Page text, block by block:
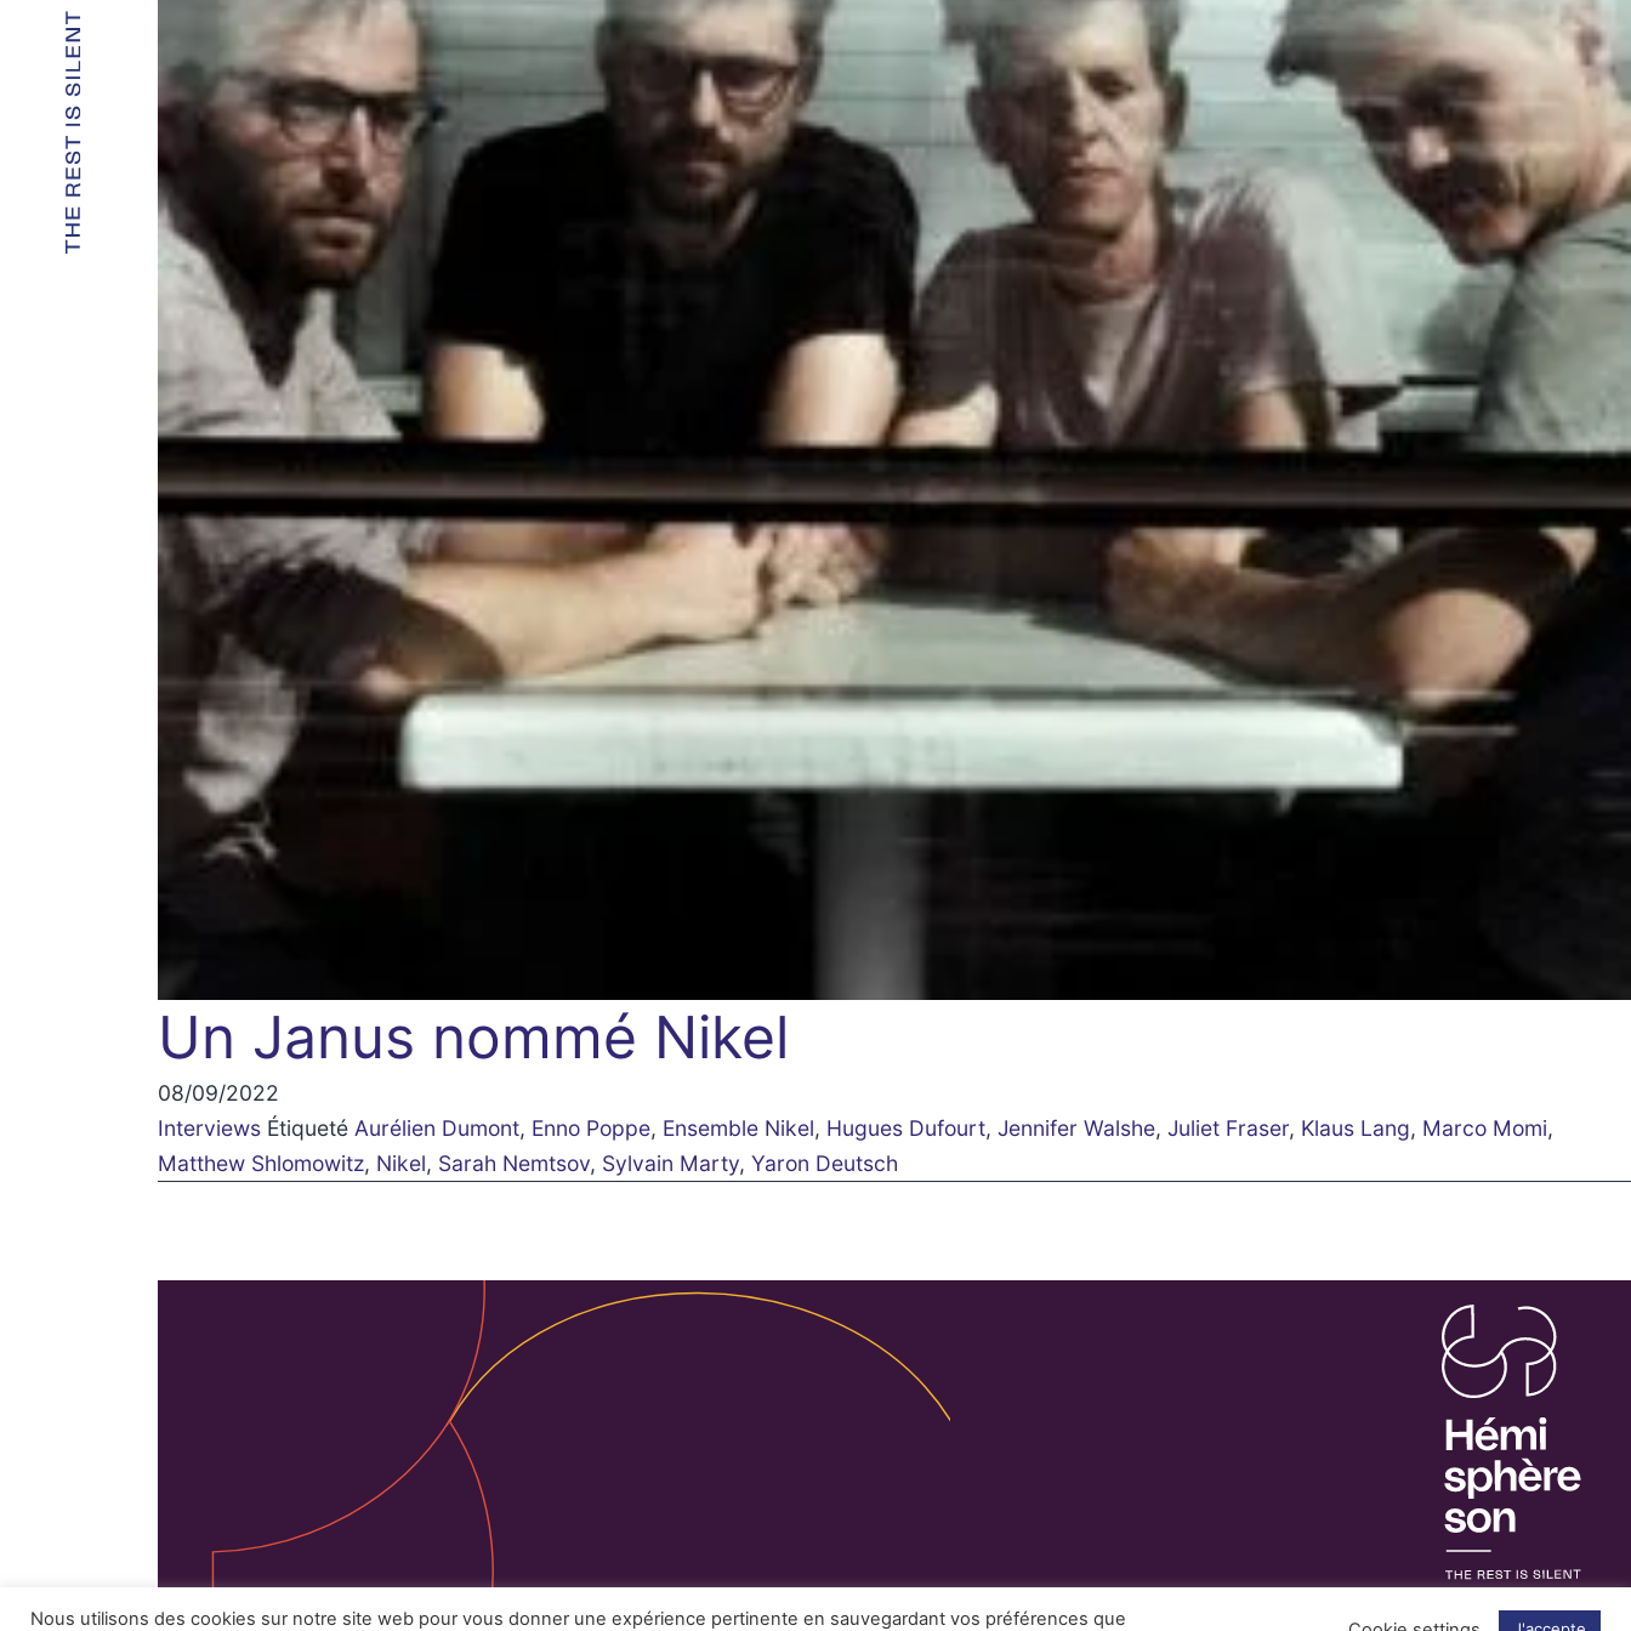
Un Janus nommé Nikel
08/09/2022
Interviews ÉtiquetéAurélien Dumont, Enno Poppe, Ensemble Nikel, Hugues Dufourt,Jennifer Walshe,Juliet Fraser, Klaus Lang, Marco Momi,
Matthew Shlomowitz, Nikel, Sarah Nemtsov, Sylvain Marty,Yaron Deutsch
FacebookInstagramMentions Légales Partenaires Contact
Nous utilisons des cookies sur notre site web pour vous donner une expérience pertinente en sauvegardant vos préférences que